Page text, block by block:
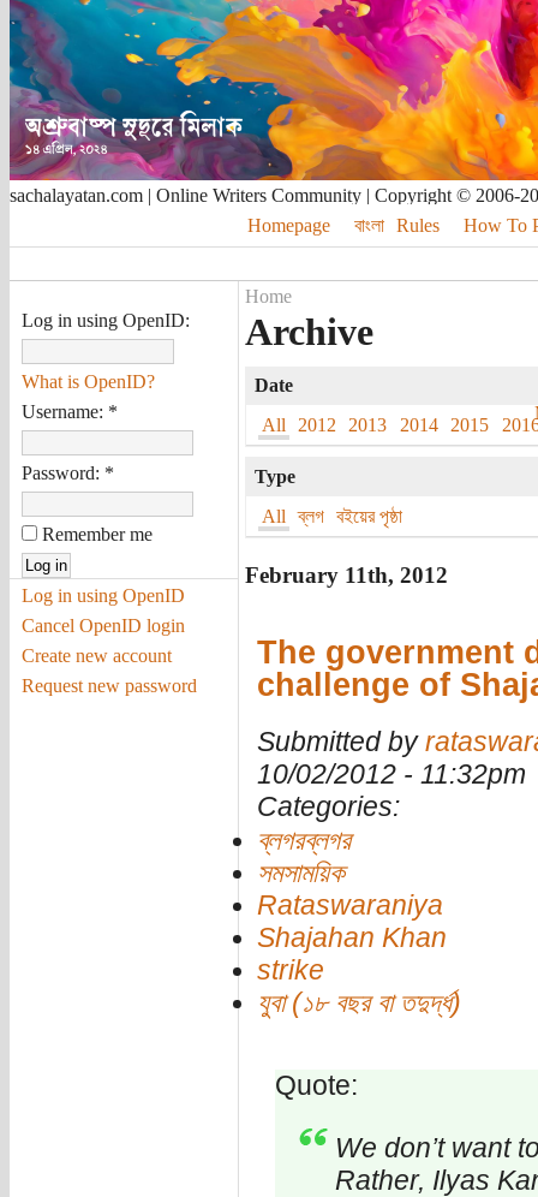
sachalayatan.com | Online Writers Community | Copyright © 2006-
Homepage
বাংলা Rules How To
Log in using OpenID:
What is OpenID?
Username: *
Password: *
Remember me
Log in using OpenID
Cancel OpenID login
Create new account
Request new password
Home
Archive
Date
All
2012 2013 2014 2015
Type
All
ব্লগ বইয়ের পৃষ্ঠা
February 11th, 2012
The government
challenge of
Submitted by
10/02/2012 - 11:32pm
Categories:
ব্লগরব্লগর
সমসাময়িক
Rataswaraniya
Shajahan Khan
strike
যুবা (১৮ বছর বা তদুর্দ্ধ)
Quote:
We don’t want
Rather, Ilyas